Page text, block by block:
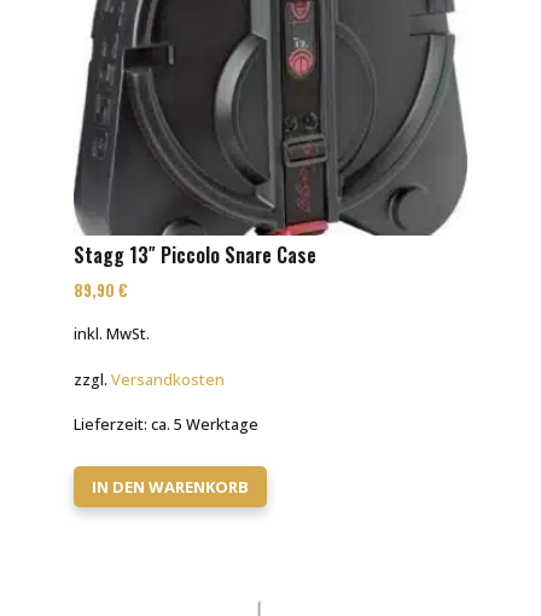
Stagg 13″ Piccolo Snare Case
89,90 €
inkl. MwSt.
zzgl. Versandkosten
Lieferzeit: ca. 5 Werktage
IN DEN WARENKORB